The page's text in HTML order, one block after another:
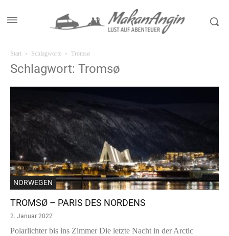
Start Schlagworte Tromsø
Schlagwort: Tromsø
NORWEGEN
TROMSØ – PARIS DES NORDENS
2. Januar 2022
Polarlichter bis ins Zimmer Die letzte Nacht in der Arctic